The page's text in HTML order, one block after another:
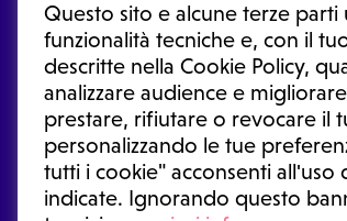
Questo sito e alcune terze
funzionalità tecniche e, con il
descritte nella Cookie Policy,
analizzare audience e
prestare, rifiutare o revocare il
personalizzando le tue
tutti i cookie" acconsenti
indicate. Ignorando questo
Le informazioni proposte in
sostituiscono un consulto, una
informazioni disponibili come
trattamento o l'assunzione o
generale o uno specialista.